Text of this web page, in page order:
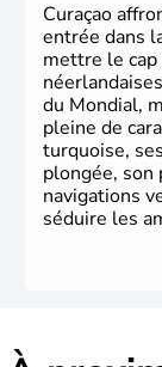
Curaçao
entrée dans
mettre le
du Mondial,
pleine de
turquoise,
plongée,
navigations
séduire les